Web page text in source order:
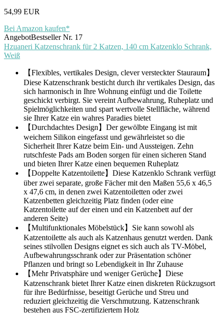
54,99 EUR
Bei Amazon kaufen*
AngebotBestseller Nr. 17
Hzuaneri Katzenschrank für 2 Katzen, 140 cm Katzenklo Schrank,
Weiß
【Flexibles, vertikales Design, clever versteckter Stauraum】
Diese Katzenschrank besticht durch ihr vertikales Design, das
sich harmonisch in Ihre Wohnung einfügt und die Toilette
geschickt verbirgt. Sie vereint Aufbewahrung, Ruheplatz und
Spielmöglichkeiten und spart wertvolle Stellfläche, während
sie Ihrer Katze ein wahres Paradies bietet
【Durchdachtes Design】Der gewölbte Eingang ist mit
weichem Silikon eingefasst und gewährleistet so die
Sicherheit Ihrer Katze beim Ein- und Aussteigen. Zehn
rutschfeste Pads am Boden sorgen für einen sicheren Stand
und bieten Ihrer Katze einen bequemen Ruheplatz
【Doppelte Katzentoilette】Diese Katzenklo Schrank verfügt
über zwei separate, große Fächer mit den Maßen 55,6 x 46,5
x 47,6 cm, in denen zwei Katzentoiletten oder zwei
Katzenbetten gleichzeitig Platz finden (oder eine
Katzentoilette auf der einen und ein Katzenbett auf der
anderen Seite)
【Multifunktionales Möbelstück】Sie kann sowohl als
Katzentoilette als auch als Katzenhaus genutzt werden. Dank
seines stilvollen Designs eignet es sich auch als TV-Möbel,
Aufbewahrungsschrank oder zur Präsentation schöner
Pflanzen und bringt so Lebendigkeit in Ihr Zuhause
【Mehr Privatsphäre und weniger Gerüche】Diese
Katzenschrank bietet Ihrer Katze einen diskreten Rückzugsort
für ihre Bedürfnisse, beseitigt Gerüche und Streu und
reduziert gleichzeitig die Verschmutzung. Katzenschrank
bestehen aus FSC-zertifiziertem Holz